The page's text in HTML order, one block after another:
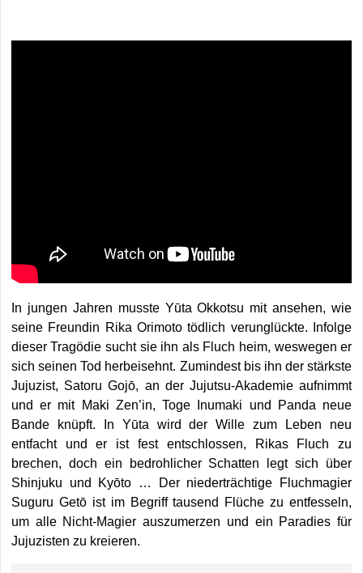
In jungen Jahren musste Yūta Okkotsu mit ansehen, wie
seine Freundin Rika Orimoto tödlich verunglückte. Infolge
dieser Tragödie sucht sie ihn als Fluch heim, weswegen er
sich seinen Tod herbeisehnt. Zumindest bis ihn der stärkste
Jujuzist, Satoru Gojō, an der Jujutsu-Akademie aufnimmt
und er mit Maki Zen’in, Toge Inumaki und Panda neue
Bande knüpft. In Yūta wird der Wille zum Leben neu
entfacht und er ist fest entschlossen, Rikas Fluch zu
brechen, doch ein bedrohlicher Schatten legt sich über
Shinjuku und Kyōto … Der niederträchtige Fluchmagier
Suguru Getō ist im Begriff tausend Flüche zu entfesseln,
um alle Nicht-Magier auszumerzen und ein Paradies für
Jujuzisten zu kreieren.